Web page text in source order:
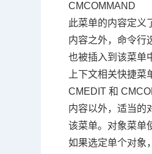
CMCOMMAND
此菜单的内容定义
内容之外，命令行
也被插入到该菜单
上下文相关快捷菜
CMEDIT和
内容以外，适当的
该菜单。对象菜单
如果选定单个对象